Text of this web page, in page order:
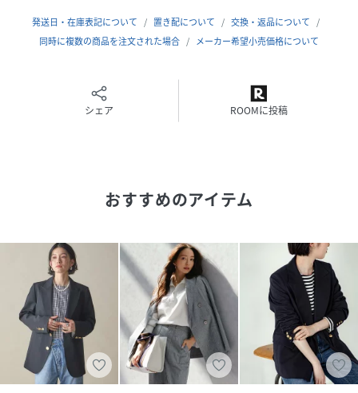
しめます。
ッチの美しさや立体的なシルエットといった「価値感」をプ
ラスしました。見た目の美しさと動きやすさを両立した、ク
を踏襲。縫製工程の見直しにより、さらに体に馴染みやす
■素材
少し薄手で柔らかな風合いの素材へリニューアル。生地の質
（背景）にもこだわり、より上品な質感へとアップデートし
ました。ポリエステル×レーヨンの混紡素材は、なめらかな
肌触りと適度な落ち感が特徴です。
■ケア方法
ドライクリーニング（詳細は商品についている品質表示ラベ
発送日・在庫表記について 置き配について
交換・返品について
同時に複数の商品を注文された場合
メーカー希望小売価格について
シェア ROOMに投稿
おすすめのアイテム